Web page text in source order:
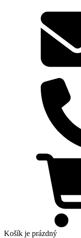
Košík je prázdný